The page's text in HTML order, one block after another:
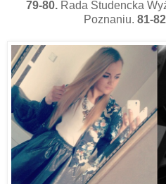
79-80. Rada Studencka
Poznaniu. 81-